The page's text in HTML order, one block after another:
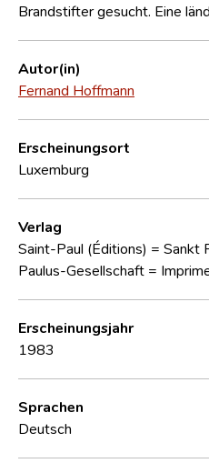
CNL
Forschungsgruppe
Kontakt
Brandstifter gesucht. Eine
Autor(in)
Fernand Hoffmann
Erscheinungsort
Luxemburg
Verlag
Saint-Paul (Éditions) = Sankt
Paulus-Gesellschaft =
Erscheinungsjahr
1983
Sprachen
Deutsch